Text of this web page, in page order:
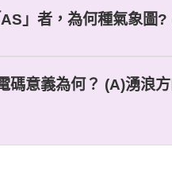
」者，為何種氣象圖
意義為何？ (A)湧浪